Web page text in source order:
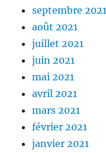
septembre 2021
août 2021
juillet 2021
juin 2021
mai 2021
avril 2021
mars 2021
février 2021
janvier 2021